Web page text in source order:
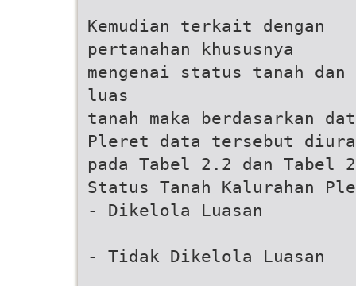
Kemudian terkait dengan
pertanahan khususnya
mengenai status tanah dan
luas
tanah maka berdasarkan
Pleret data tersebut
pada Tabel 2.2 dan
Status Tanah Kalurahan
- Dikelola Luasan
- Tidak Dikelola Luasan